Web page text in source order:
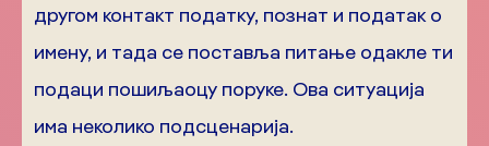
другом контакт податку, познат и податак о
имену, и тада се поставља питање одакле ти
подаци пошиљаоцу поруке. Ова ситуација
има неколико подсценарија.